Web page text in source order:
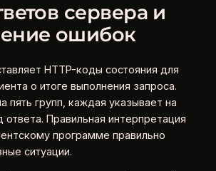
сервера и
ошибок
HTTP-коды состояния для
о итоге выполнения запроса.
пять групп, каждая указывает на
ответа. Правильная интерпретация
программе правильно
ситуации.